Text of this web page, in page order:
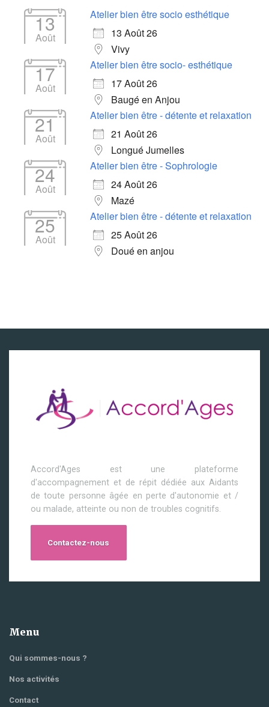
13
Août
Atelier bien être socio esthétique
13 Août 26
Vivy
17
Août
Atelier bien être socio- esthétique
17 Août 26
Baugé en Anjou
21
Août
Atelier bien être - détente et relaxation
21 Août 26
Longué Jumelles
24
Août
Atelier bien être - Sophrologie
24 Août 26
Mazé
25
Août
Atelier bien être - détente et relaxation
25 Août 26
Doué en anjou
Accord'Ages est une plateforme
d'accompagnement et de répit dédiée aux Aidants
de toute personne âgée en perte d'autonomie et /
ou malade, atteinte ou non de troubles cognitifs.
Contactez-nous
Menu
Qui sommes-nous ?
Nos activités
Contact